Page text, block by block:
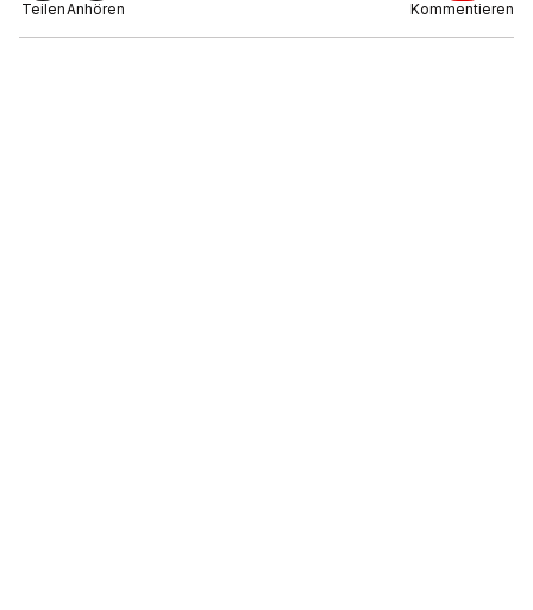
TeilenAnhören Kommentieren